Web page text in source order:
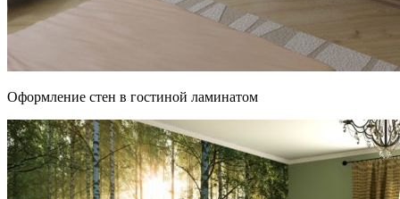
Оформление стен в гостиной ламинатом